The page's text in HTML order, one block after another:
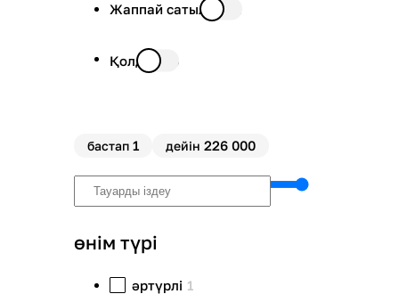
Жаппай сатылымда
Қолда бар
бастап 1 дейін 226 000
өнім түрі
әртүрлі 1